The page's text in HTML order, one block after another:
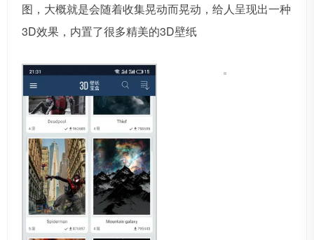
图，大概就是会随着收集晃动而晃动，给人呈现出一种
3D效果，内置了很多精美的3D壁纸